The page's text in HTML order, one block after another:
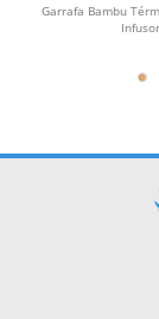
Garrafa Bambu